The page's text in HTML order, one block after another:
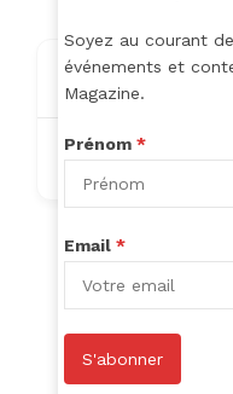
About
Nothing to show!
Soyez au courant
événements et
Magazine.
Prénom *
Email *
S'abonner